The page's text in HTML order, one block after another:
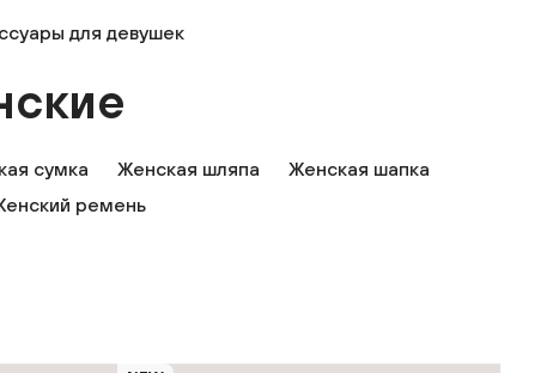
для девушек
сумка Женская шляпа
Женская шапка
ремень